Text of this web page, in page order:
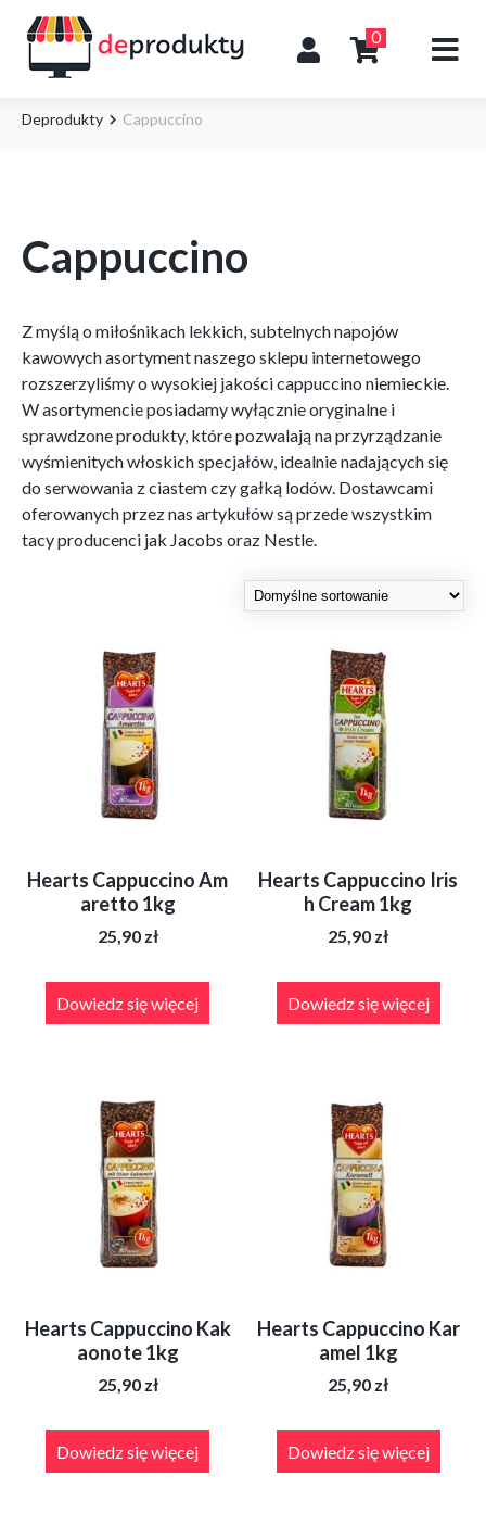
0
Deprodukty Cappuccino
Cappuccino
Z myślą o miłośnikach lekkich, subtelnych napojów
kawowych asortyment naszego sklepu internetowego
rozszerzyliśmy o wysokiej jakości cappuccino niemieckie.
W asortymencie posiadamy wyłącznie oryginalne i
sprawdzone produkty, które pozwalają na przyrządzanie
wyśmienitych włoskich specjałów, idealnie nadających się
do serwowania z ciastem czy gałką lodów. Dostawcami
oferowanych przez nas artykułów są przede wszystkim
tacy producenci jak Jacobs oraz Nestle.
Hearts Cappuccino Am
aretto 1kg
25,90 zł
Dowiedz się więcej
Hearts Cappuccino Iris
h Cream 1kg
25,90 zł
Dowiedz się więcej
Hearts Cappuccino Kak
aonote 1kg
25,90 zł
Dowiedz się więcej
Hearts Cappuccino Kar
amel 1kg
25,90 zł
Dowiedz się więcej